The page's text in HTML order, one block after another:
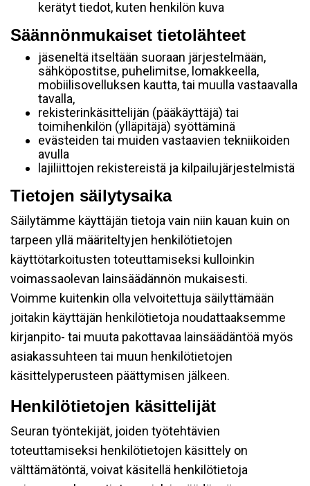
kerätyt tiedot, kuten henkilön kuva
Säännönmukaiset tietolähteet
jäseneltä itseltään suoraan järjestelmään,
sähköpostitse, puhelimitse, lomakkeella,
mobiilisovelluksen kautta, tai muulla vastaavalla
tavalla,
rekisterinkäsittelijän (pääkäyttäjä) tai
toimihenkilön (ylläpitäjä) syöttäminä
evästeiden tai muiden vastaavien tekniikoiden
avulla
lajiliittojen rekistereistä ja kilpailujärjestelmistä
Tietojen säilytysaika
Säilytämme käyttäjän tietoja vain niin kauan kuin on
tarpeen yllä määriteltyjen henkilötietojen
käyttötarkoitusten toteuttamiseksi kulloinkin
voimassaolevan lainsäädännön mukaisesti.
Voimme kuitenkin olla velvoitettuja säilyttämään
joitakin käyttäjän henkilötietoja noudattaaksemme
kirjanpito- tai muuta pakottavaa lainsäädäntöä myös
asiakassuhteen tai muun henkilötietojen
käsittelyperusteen päättymisen jälkeen.
Henkilötietojen käsittelijät
Seuran työntekijät, joiden työtehtävien
toteuttamiseksi henkilötietojen käsittely on
välttämätöntä, voivat käsitellä henkilötietoja